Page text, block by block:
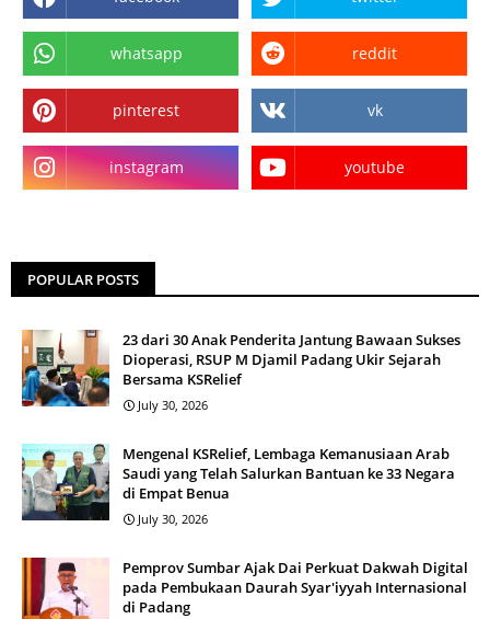
whatsapp reddit
pinterest vk
instagram youtube
POPULAR POSTS
23 dari 30 Anak Penderita Jantung Bawaan Sukses
Dioperasi, RSUP M Djamil Padang Ukir Sejarah
Bersama KSRelief
July 30, 2026
Mengenal KSRelief, Lembaga Kemanusiaan Arab
Saudi yang Telah Salurkan Bantuan ke 33 Negara
di Empat Benua
July 30, 2026
Pemprov Sumbar Ajak Dai Perkuat Dakwah Digital
pada Pembukaan Daurah Syar'iyyah Internasional
di Padang